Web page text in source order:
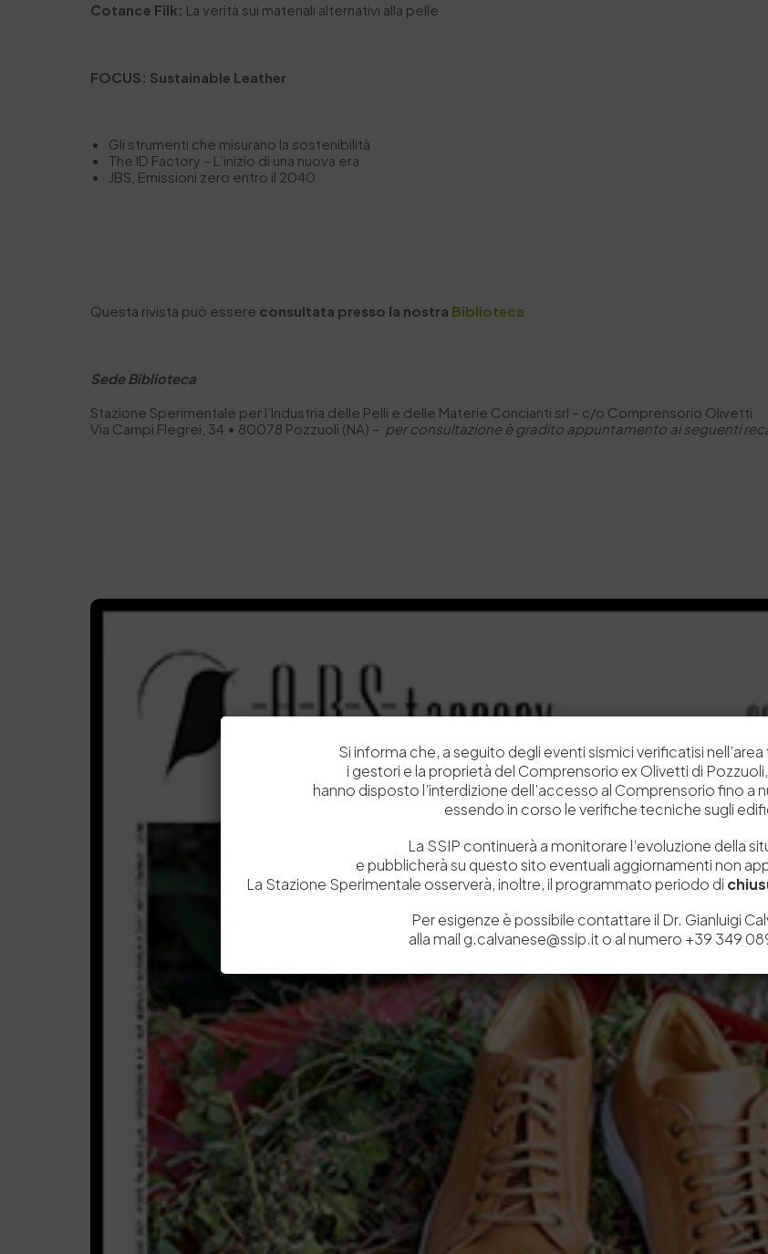
Cotance Filk: La verità sui materiali alternativi alla pelle
FOCUS: Sustainable Leather
Gli strumenti che misurano la sostenibilità
The ID Factory – L’inizio di una nuova era
JBS, Emissioni zero entro il 2040
Questa rivista può essere consultata presso la nostra Biblioteca
Sede Biblioteca
Stazione Sperimentale per I’Industria delle Pelli e delle Materie Concianti srl – c/o Comprensorio Olivetti
Via Campi Flegrei, 34 • 80078 Pozzuoli (NA) – per consultazione è gradito appuntamento ai seguenti
Si informa che, a seguito degli eventi sismici verificatisi nell’area
i gestori e la proprietà del Comprensorio ex Olivetti di
hanno disposto l’interdizione dell’accesso al Comprensorio fino a
essendo in corso le verifiche tecniche sugli
La SSIP continuerà a monitorare l’evoluzione della
e pubblicherà su questo sito eventuali aggiornamenti non
La Stazione Sperimentale osserverà, inoltre, il programmato periodo di
Per esigenze è possibile contattare il Dr. Gianluigi
alla mail g.calvanese@ssip.it o al numero +39 349